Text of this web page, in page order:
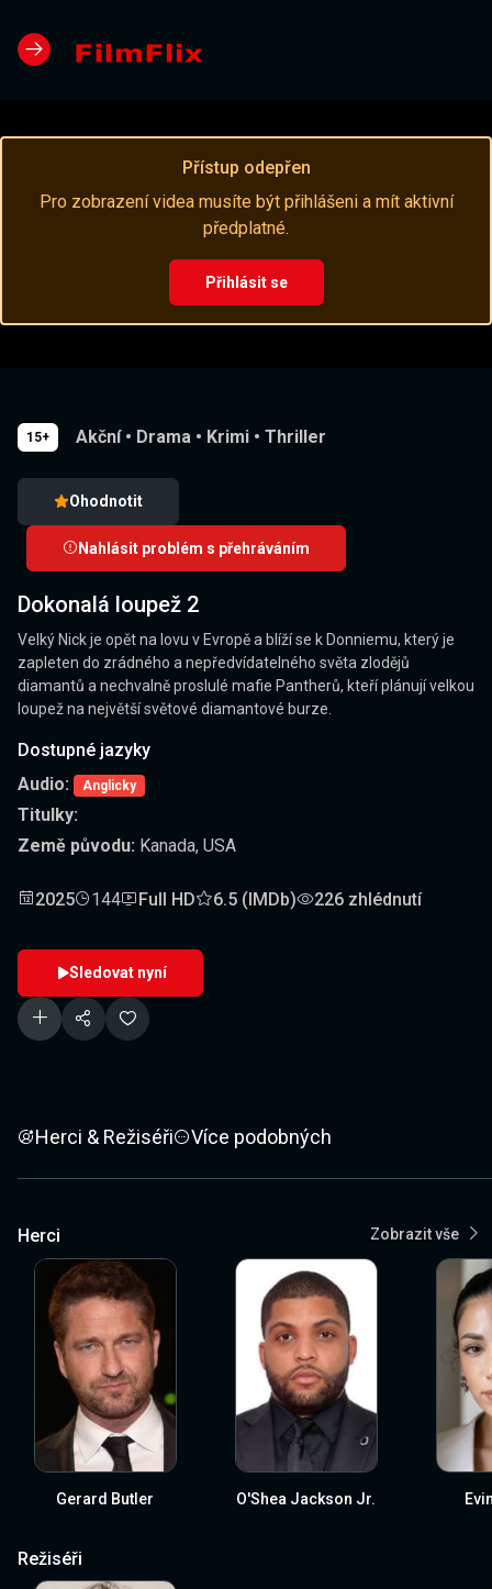
Přístup odepřen
Pro zobrazení videa musíte být přihlášeni a mít aktivní
předplatné.
Přihlásit se
15+ Akční • Drama • Krimi • Thriller
Ohodnotit
Nahlásit problém s přehráváním
Dokonalá loupež 2
Velký Nick je opět na lovu v Evropě a blíží se k Donniemu, který je
zapleten do zrádného a nepředvídatelného světa zlodějů
diamantů a nechvalně proslulé mafie Pantherů, kteří plánují velkou
loupež na největší světové diamantové burze.
Dostupné jazyky
Audio:
Anglicky
Titulky:
Země původu: Kanada, USA
2025 144 Full HD 6.5 (IMDb) 226 zhlédnutí
Sledovat nyní
Herci & Režiséři Více podobných
Herci Zobrazit vše
Gerard Butler O'Shea Jackson Jr.
Režiséři